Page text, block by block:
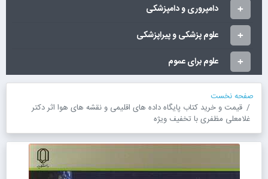
دامپروری و دامپزشکی
علوم پزشکی و پیراپزشکی
علوم برای عموم
صفحه نخست
قیمت و خرید کتاب پایگاه داده های اقلیمی و نقشه های هوا اثر دکتر
غلامعلی مظفری با تخفیف ویژه